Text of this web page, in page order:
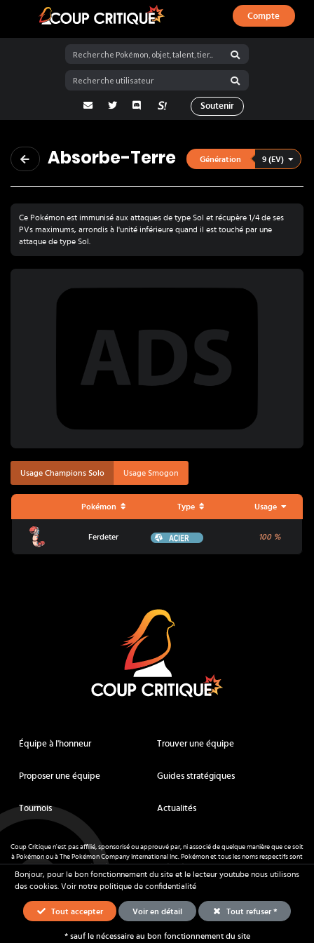
Coup Critique
Compte
adresse email
Twitter Discord La Salty Room sur Pokémon
Soutenir
Absorbe-Terre Génération 9 (EV)
Ce Pokémon est immunisé aux attaques de type Sol et récupère 1/4 de ses
PVs maximums, arrondis à l'unité inférieure quand il est touché par une
attaque de type Sol.
Usage Champions Solo Usage Smogon
Pokémon Type Usage
Ferdeter Acier 100%
Équipes Stratégie Ressources
Équipe à l'honneur Trouver une équipe
Proposer une équipe Guides stratégiques
Tournois Actualités
Coup Critique n'est pas affilié, sponsorisé ou approuvé par, ni associé de quelque manière que ce soit
à Pokémon ou à The Pokémon Company International Inc. Pokémon et tous les noms respectifs sont
des marques déposées et des marques déposées. © de Nintendo 1996-2026.
Mentions légales - CGU- Tous droits réservés - Coup Critique
Bonjour, pour le bon fonctionnement du site et le lecteur youtube nous utilisons
des cookies. Voir notre politique de confidentialité
Tout accepter Voir en détail Tout refuser *
* sauf le nécessaire au bon fonctionnement du site